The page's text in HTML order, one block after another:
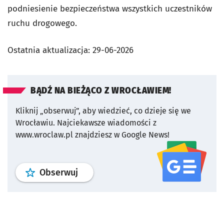
podniesienie bezpieczeństwa wszystkich uczestników
ruchu drogowego.
Ostatnia aktualizacja: 29-06-2026
BĄDŹ NA BIEŻĄCO Z WROCŁAWIEM!
Kliknij „obserwuj”, aby wiedzieć, co dzieje się we
Wrocławiu. Najciekawsze wiadomości z
www.wroclaw.pl znajdziesz w Google News!
Obserwuj profil serwisu